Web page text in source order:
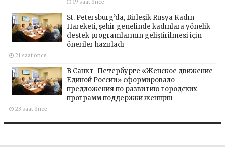
19 saat önce
St. Petersburg’da, Birleşik Rusya Kadın
Hareketi, şehir genelinde kadınlara yönelik
destek programlarının geliştirilmesi için
öneriler hazırladı
21 saat önce
В Санкт-Петербурге «Женское движение
Единой России» сформировало
предложения по развитию городских
программ поддержки женщин
23 saat önce